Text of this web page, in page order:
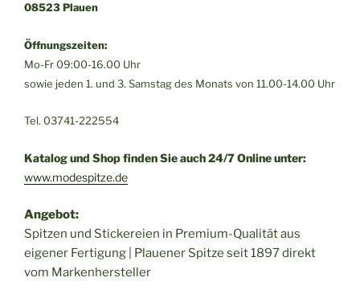
08523 Plauen
Öffnungszeiten:
Mo-Fr 09:00-16.00 Uhr
sowie jeden 1. und 3. Samstag des Monats von 11.00-14.00 Uhr
Tel. 03741-222554
Katalog und Shop finden Sie auch 24/7 Online unter:
www.modespitze.de
Angebot:
Spitzen und Stickereien in Premium-Qualität aus
eigener Fertigung | Plauener Spitze seit 1897 direkt
vom Markenhersteller